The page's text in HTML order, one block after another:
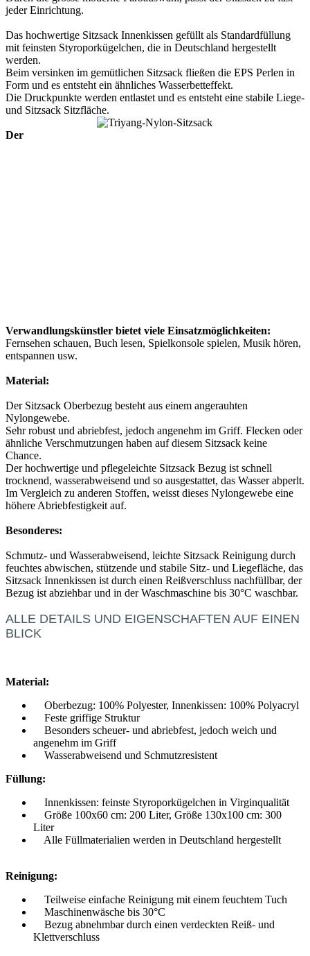
jeder Einrichtung.
Das hochwertige Sitzsack Innenkissen gefüllt als Standardfüllung
mit feinsten Styroporkügelchen, die in Deutschland hergestellt
werden.
Beim versinken im gemütlichen Sitzsack fließen die EPS Perlen in
Form und es entsteht ein ähnliches Wasserbetteffekt.
Die Druckpunkte werden entlastet und es entsteht eine stabile Liege-
und Sitzsack Sitzfläche.
Der
Verwandlungskünstler bietet viele Einsatzmöglichkeiten:
Fernsehen schauen, Buch lesen, Spielkonsole spielen, Musik hören,
entspannen usw.
Material:
Der Sitzsack Oberbezug besteht aus einem angerauhten
Nylongewebe.
Sehr robust und abriebfest, jedoch angenehm im Griff. Flecken oder
ähnliche Verschmutzungen haben auf diesem Sitzsack keine
Chance.
Der hochwertige und pflegeleichte Sitzsack Bezug ist schnell
trocknend, wasserabweisend und so ausgestattet, das Wasser abperlt.
Im Vergleich zu anderen Stoffen, weisst dieses Nylongewebe eine
höhere Abriebfestigkeit auf.
Besonderes:
Schmutz- und Wasserabweisend, leichte Sitzsack Reinigung durch
feuchtes abwischen, stützende und stabile Sitz- und Liegefläche, das
Sitzsack Innenkissen ist durch einen Reißverschluss nachfüllbar, der
Bezug ist abziehbar und in der Waschmaschine bis 30°C waschbar.
ALLE DETAILS UND EIGENSCHAFTEN AUF EINEN
BLICK
Material:
Oberbezug: 100% Polyester, Innenkissen: 100% Polyacryl
Feste griffige Struktur
Besonders scheuer- und abriebfest, jedoch weich und
angenehm im Griff
Wasserabweisend und Schmutzresistent
Füllung:
Innenkissen: feinste Styroporkügelchen in Virginqualität
Größe 100x60 cm: 200 Liter, Größe 130x100 cm: 300
Liter
Alle Füllmaterialien werden in Deutschland hergestellt
Reinigung:
Teilweise einfache Reinigung mit einem feuchtem Tuch
Maschinenwäsche bis 30°C
Bezug abnehmbar durch einen verdeckten Reiß- und
Klettverschluss